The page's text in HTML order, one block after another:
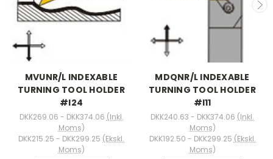
MVUNR/L INDEXABLE
TURNING TOOL HOLDER
#I24
DKK269.06 - DKK374.06 (Inkl.
Moms)
DKK215.25 - DKK299.25 (Ekskl.
Moms)
MDQNR/L INDEXABLE
TURNING TOOL HOLDER
#I11
DKK240.63 - DKK374.06 (Inkl.
Moms)
DKK192.50 - DKK299.25 (Ekskl.
Moms)